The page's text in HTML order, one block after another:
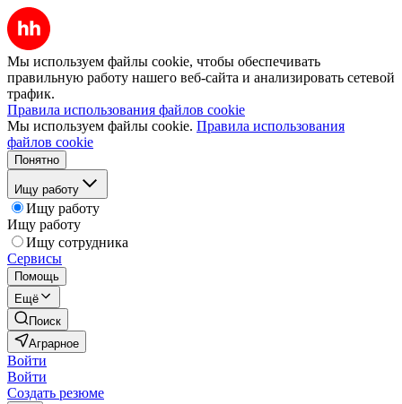
Мы используем файлы cookie, чтобы обеспечивать
правильную работу нашего веб-сайта и анализировать сетевой
трафик.
Правила использования файлов cookie
Мы используем файлы cookie. Правила использования
файлов cookie
Понятно
Ищу работу
Ищу работу
Ищу работу
Ищу сотрудника
Сервисы
Помощь
Ещё
Поиск
Аграрное
Войти
Войти
Создать резюме